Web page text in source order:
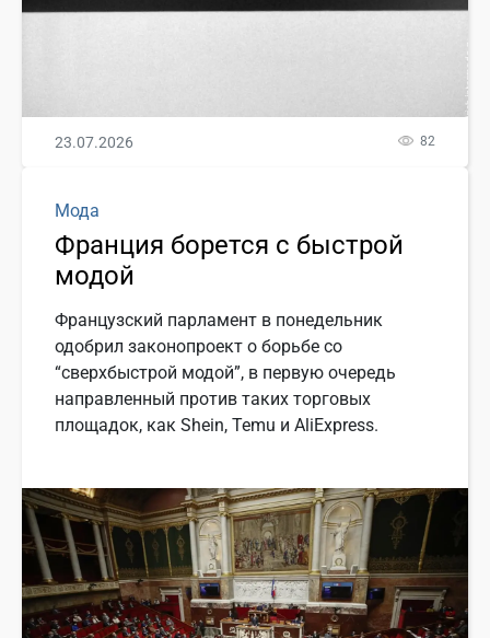
23.07.2026 82
Мода
Франция борется с быстрой
модой
Французский парламент в понедельник
одобрил законопроект о борьбе со
“сверхбыстрой модой”, в первую очередь
направленный против таких торговых
площадок, как Shein, Temu и AliExpress.